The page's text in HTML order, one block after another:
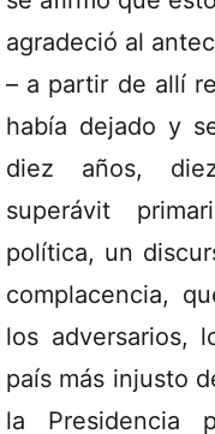
agradeció al
– a partir de allí
había dejado y
diez años,
superávit
política, un
complacencia,
los adversarios,
país más injusto
la Presidencia